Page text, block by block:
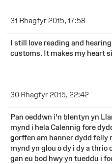
31 Rhagfyr 2015, 17:58
I still love reading and
customs. It makes my heart
30 Rhagfyr 2015, 22:42
Pan oeddwn i'n blentyn yn
mynd i hela Calennig fore
gorffen am hanner dydd felly
mynd yn glou o dy i dy a
gan eu bod hwy yn tueddu i